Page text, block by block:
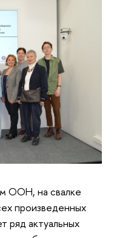
ООН, на свалке
произведенных
ряд актуальных